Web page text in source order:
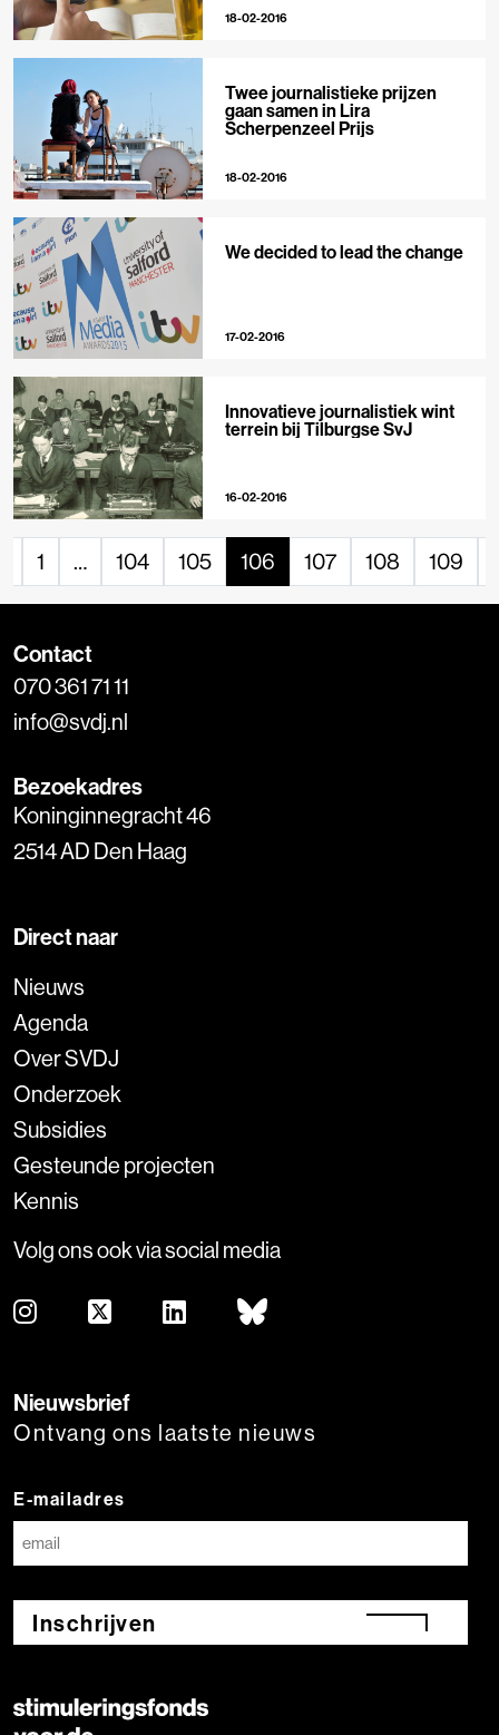
18-02-2016
Twee journalistieke prijzen
gaan samen in Lira
Scherpenzeel Prijs
18-02-2016
We decided to lead the change
17-02-2016
Innovatieve journalistiek wint
terrein bij Tilburgse SvJ
16-02-2016
1 … 104 105 106 107 108 109
Contact
070 361 71 11
info@svdj.nl
Bezoekadres
Koninginnegracht 46
2514 AD Den Haag
Direct naar
Nieuws
Agenda
Over SVDJ
Onderzoek
Subsidies
Gesteunde projecten
Kennis
Volg ons ook via social media
Nieuwsbrief
Ontvang ons laatste nieuws
E-mailadres
Inschrijven